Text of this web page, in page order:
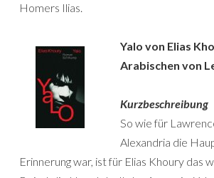
Homers Ilias.
Yalo von Elias
Arabischen von
Kurzbeschreibung
So wie für
Alexandria die
Erinnerung war, ist für Elias Khoury das